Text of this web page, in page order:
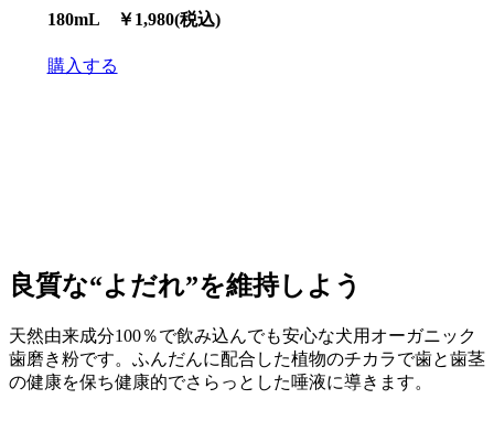
180mL ￥1,980(税込)
購入する
良質な“よだれ”を維持しよう
天然由来成分100％で飲み込んでも安心な犬用オーガニック
歯磨き粉です。ふんだんに配合した植物のチカラで歯と歯茎
の健康を保ち健康的でさらっとした唾液に導きます。